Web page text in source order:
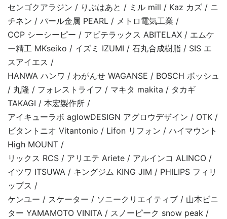
センゴクアラジン / りぶはあと / ミル mill / Kaz カズ / ニ
チネン / パール金属 PEARL / メトロ電気工業 /
CCP シーシーピー / アビテラックス ABITELAX / エムケ
ー精工 MKseiko / イズミ IZUMI / 石丸合成樹脂 / SIS エ
スアイエス /
HANWA ハンワ / わがんせ WAGANSE / BOSCH ボッシュ
/ 丸隆 / フォレストライフ / マキタ makita / タカギ
TAKAGI / 本宏製作所 /
アイキューラボ aglowDESIGN アグロウデザイン / OTK /
ビタントニオ Vitantonio / Lifon リフォン / ハイマウント
High MOUNT /
リックス RCS / アリエテ Ariete / アルインコ ALINCO /
イツワ ITSUWA / キングジム KING JIM / PHILIPS フィリ
ップス /
ケンユー / スケーター / ソニークリエイティブ / 山本ビニ
ター YAMAMOTO VINITA / スノーピーク snow peak /